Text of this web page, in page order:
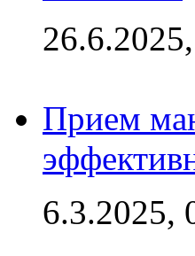
Прием
6.3.2025,